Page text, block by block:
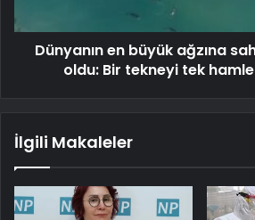
Dünyanın en büyük ağzına
oldu: Bir tekneyi tek
İlgili Makaleler